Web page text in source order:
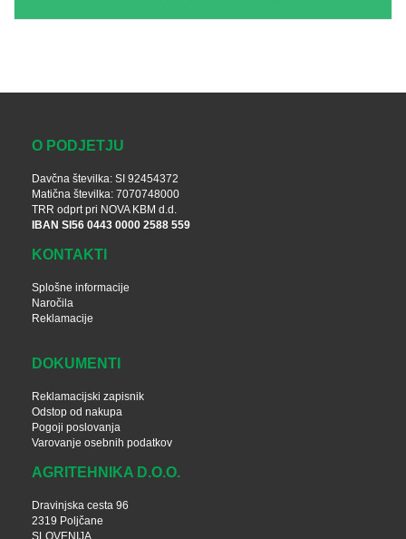
O PODJETJU
Davčna številka: SI 92454372
Matična številka: 7070748000
TRR odprt pri NOVA KBM d.d.
IBAN SI56 0443 0000 2588 559
KONTAKTI
Splošne informacije
Naročila
Reklamacije
DOKUMENTI
Reklamacijski zapisnik
Odstop od nakupa
Pogoji poslovanja
Varovanje osebnih podatkov
AGRITEHNIKA D.O.O.
Dravinjska cesta 96
2319 Poljčane
SLOVENIJA